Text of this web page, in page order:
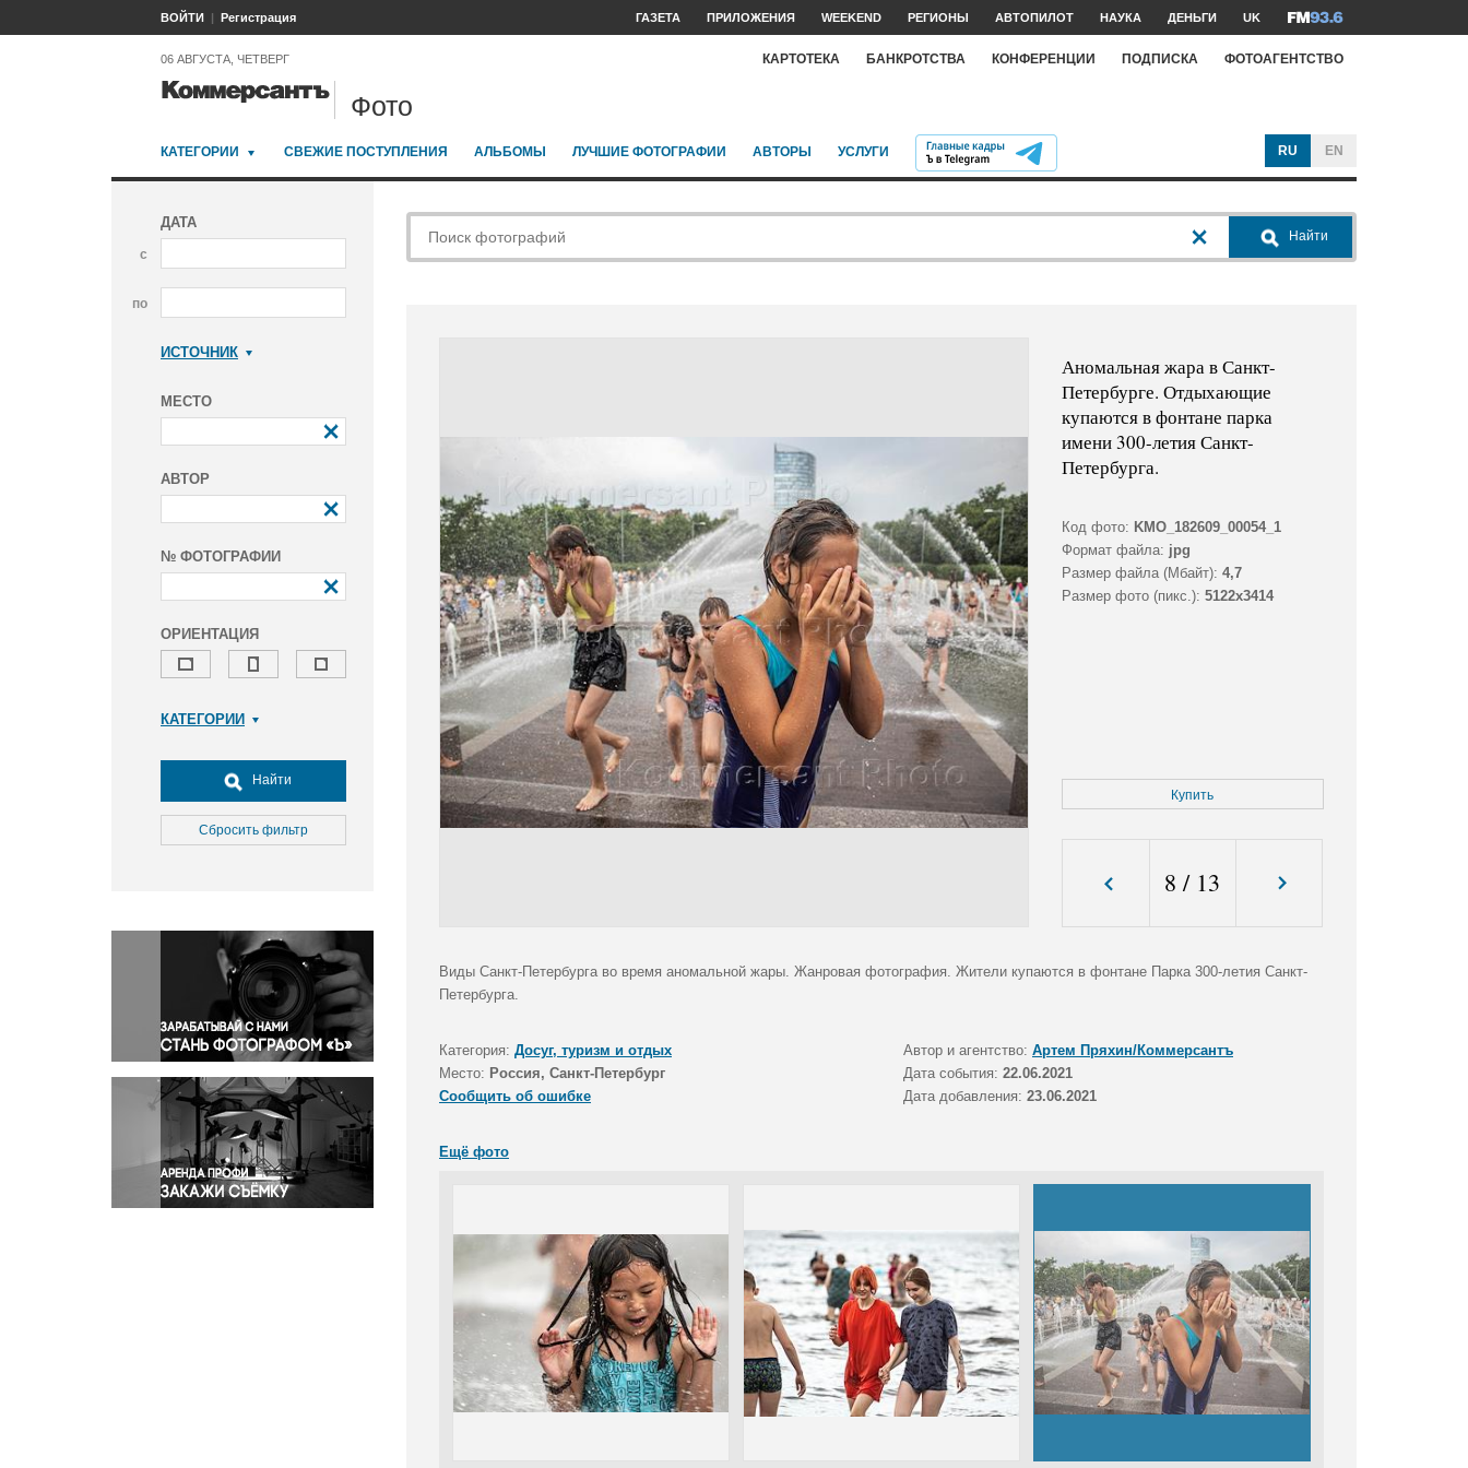
ВОЙТИ Регистрация ГАЗЕТА ПРИЛОЖЕНИЯ WEEKEND РЕГИОНЫ АВТОПИЛОТ НАУКА ДЕНЬГИ UK
06 АВГУСТА, ЧЕТВЕРГ КАРТОТЕКА БАНКРОТСТВА КОНФЕРЕНЦИИ ПОДПИСКА ФОТОАГЕНТСТВО
Фото
КАТЕГОРИИ СВЕЖИЕ ПОСТУПЛЕНИЯ АЛЬБОМЫ ЛУЧШИЕ ФОТОГРАФИИ АВТОРЫ УСЛУГИ RU EN
ДАТА
с
по
ИСТОЧНИК
МЕСТО
АВТОР
№ ФОТОГРАФИИ
ОРИЕНТАЦИЯ
КАТЕГОРИИ
Досуг, туризм и отдых
Культура
Медицина
Окружающая среда
Политика
Правосудие
Происшествия и конфликты
Религия
Светская жизнь
Спорт
Экология
Экономика и бизнес
Найти
Сбросить фильтр
Найти
Аномальная жара в Санкт-
Петербурге. Отдыхающие
купаются в фонтане парка
имени 300-летия Санкт-
Петербурга.
Код фото: KMO_182609_00054_1
Формат файла: jpg
Размер файла (Мбайт): 4,7
Размер фото (пикс.): 5122x3414
Купить
8 / 13
Виды Санкт-Петербурга во время аномальной жары. Жанровая фотография. Жители купаются в фонтане Парка 300-летия Санкт-
Петербурга.
Категория: Досуг, туризм и отдых Автор и агентство: Артем Пряхин/Коммерсантъ
Место: Россия, Санкт-Петербург Дата события: 22.06.2021
Сообщить об ошибке
Дата добавления: 23.06.2021
Ещё фото